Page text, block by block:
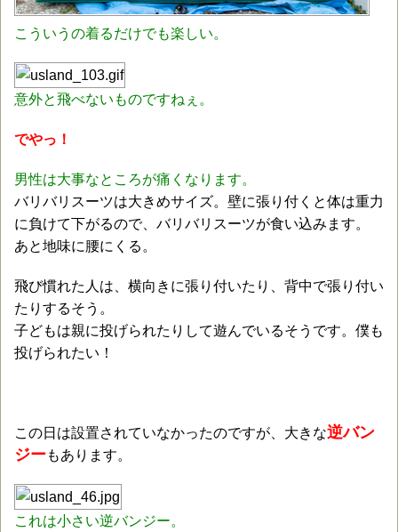
こういうの着るだけでも楽しい。
意外と飛べないものですねぇ。
でやっ！
男性は大事なところが痛くなります。
バリバリスーツは大きめサイズ。壁に張り付くと体は重力
に負けて下がるので、バリバリスーツが食い込みます。
あと地味に腰にくる。
飛び慣れた人は、横向きに張り付いたり、背中で張り付い
たりするそう。
子どもは親に投げられたりして遊んでいるそうです。僕も
投げられたい！
この日は設置されていなかったのですが、大きな逆バン
ジーもあります。
これは小さい逆バンジー。